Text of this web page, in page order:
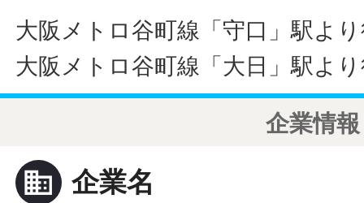
大阪メトロ谷町線「守口」駅よ
大阪メトロ谷町線「大日」駅よ
企業情報
business 企業名